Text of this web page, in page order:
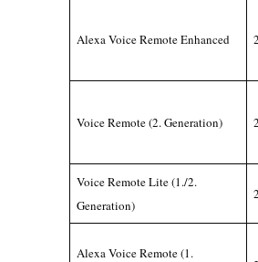
Alexa Voice Remote Enhanced
Voice Remote (2. Generation)
Voice Remote Lite (1./2.
Generation)
Alexa Voice Remote (1.